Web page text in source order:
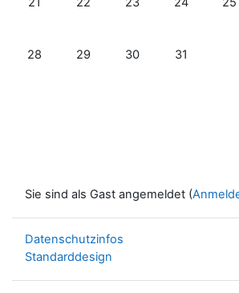
Keine Termine, Montag, 28. Juli
28 Keine Termine, Dienstag, 29.
29 Keine Termine,
30 Keine
31
Sie sind als Gast angemeldet (
Datenschutzinfos
Standarddesign